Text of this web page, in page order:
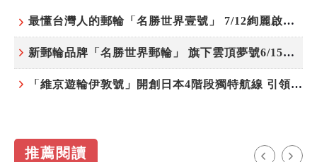
最懂台灣人的郵輪「名勝世界壹號」 7/12絢麗啟航 分齡娛樂夜未央
新郵輪品牌「名勝世界郵輪」 旗下雲頂夢號6/15開始營運
「維京遊輪伊敦號」開創日本4階段獨特航線 引領奢華旅遊新風尚
推薦閱讀